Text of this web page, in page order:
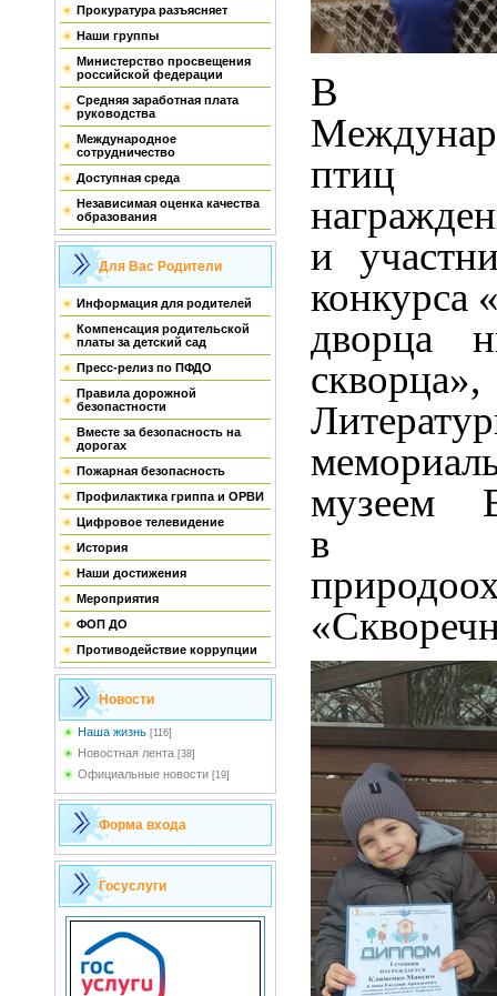
Прокуратура разъясняет
Наши группы
Министерство просвещения
российской федерации
Средняя заработная плата
руководства
Международное
сотрудничество
Доступная среда
Независимая оценка качества
образования
Для Вас Родители
Информация для родителей
Компенсация родительской
платы за детский сад
Пресс-релиз по ПФДО
Правила дорожной
безопастности
Вместе за безопасность на
дорогах
Пожарная безопасность
Профилактика гриппа и ОРВИ
Цифровое телевидение
История
Наши достижения
Мероприятия
ФОП ДО
Противодействие коррупции
Новости
Наша жизнь [116]
Новостная лента [38]
Официальные новости [19]
Форма входа
Госуслуги
В
птиц
и
конкурса
дворца
музеем
в